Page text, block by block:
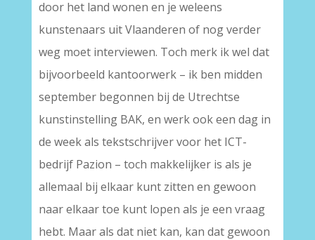
door het land wonen en je weleens
kunstenaars uit Vlaanderen of nog verder
weg moet interviewen. Toch merk ik wel dat
bijvoorbeeld kantoorwerk – ik ben midden
september begonnen bij de Utrechtse
kunstinstelling BAK, en werk ook een dag in
de week als tekstschrijver voor het ICT-
bedrijf Pazion – toch makkelijker is als je
allemaal bij elkaar kunt zitten en gewoon
naar elkaar toe kunt lopen als je een vraag
hebt. Maar als dat niet kan, kan dat gewoon